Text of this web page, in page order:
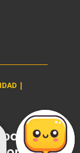
|